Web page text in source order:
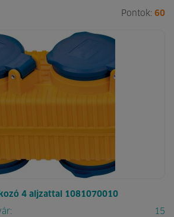
Pontok: 60
4 aljzattal 1081070010
15